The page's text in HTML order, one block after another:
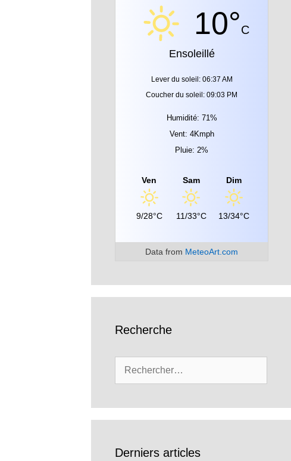
10°C
Ensoleillé
Lever du soleil: 06:37 AM
Coucher du soleil: 09:03 PM
Humidité: 71%
Vent: 4Kmph
Pluie: 2%
Ven
9/28°C
Sam
11/33°C
Dim
13/34°C
Data from MeteoArt.com
Recherche
Derniers articles